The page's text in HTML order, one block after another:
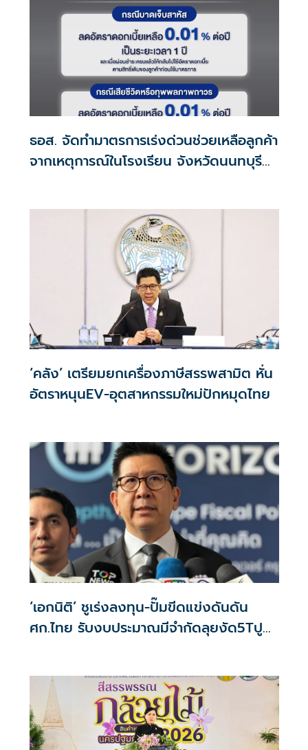
ธอส. จัดทำมาตรการเร่งด่วนช่วยเหลือลูกค้า
จากเหตุการณ์ในโรงเรียน จังหวัดนนทบุรี
‘คลัง’ เตรียมยกเครื่องภาษีสรรพสามิต หั่น
อัตราหนุนEV-อุตสาหกรรมใหม่ปักหมุดไทย
‘เอกนิติ’ ชูเร่งลงทุน-ปั๊มขีดแข่งดันดัน
ศก.ไทย รับงบประมาณมีจำกัดลุยงัด5Tปู